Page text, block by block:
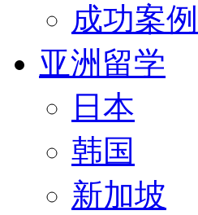
成功案例
亚洲留学
日本
韩国
新加坡